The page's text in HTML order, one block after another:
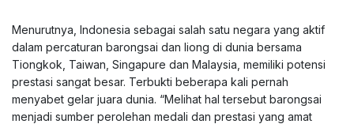
Menurutnya, Indonesia sebagai salah satu negara yang aktif
dalam percaturan barongsai dan liong di dunia bersama
Tiongkok, Taiwan, Singapure dan Malaysia, memiliki potensi
prestasi sangat besar. Terbukti beberapa kali pernah
menyabet gelar juara dunia. “Melihat hal tersebut barongsai
menjadi sumber perolehan medali dan prestasi yang amat